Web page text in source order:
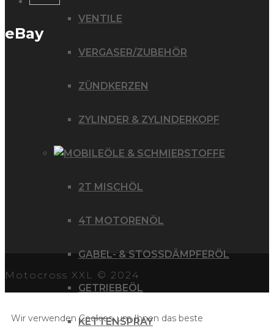
VENTILE
VERGASER/ZUBEHÖR
ZÜNDKERZEN
ZYLINDER & ZYLINDERKOPF
ÖLE & SCHMIERSTOFFE
2T MISCHÖL
4T MOTORENÖL
GABEL- & STOSSDÄMPFERÖL
GETRIEBEÖL
KETTENSPRAY
eBay
Motocross XXL © 2024
Wir verwenden Cookies, um Ihnen das beste